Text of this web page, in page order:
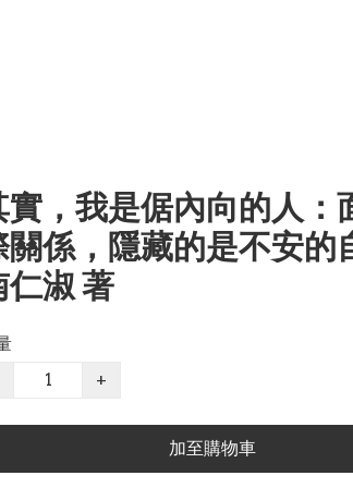
實，我是倨內向的人：
關係，隱藏的是不安的
仁淑 著
+
加至購物車